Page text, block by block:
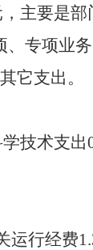
主要是
专项业
它支出 。
技术支出
运行经费